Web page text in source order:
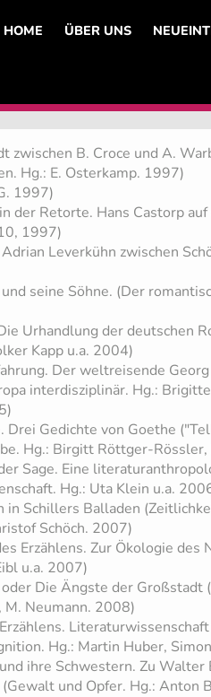
HOME ÜBER UNS
zwischen B. Croce und A.
Hg.: E. Osterkamp. 1997)
1997)
der Retorte. Hans Castorp
1997)
Leverkühn zwischen
seine Söhne. (Der
Urhandlung der deutschen
Kapp u.a. 2004)
Der weltreisende
interdisziplinär. Hg.:
Drei Gedichte von Goethe
Hg.: Birgitt Röttger-
Sage. Eine
Hg.: Uta Klein u.a.
in Schillers Balladen
Schöch. 2007)
Erzählens. Zur Ökologie des
u.a. 2007)
Die Ängste der Großstadt
M. Neumann. 2008)
Hg.: Martin Huber,
ihre Schwestern. Zu
und Opfer. Hg.: Anton